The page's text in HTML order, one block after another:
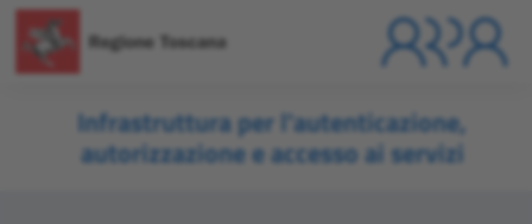
Infrastruttura per l'autenticazione,
autorizzazione e accesso ai servizi